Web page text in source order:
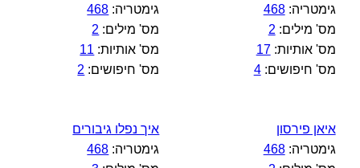
גימטריה:468
מס' מילים: 2
מס' אותיות:17
מס' חיפושים:4
גימטריה: 468
מס' מילים: 2
מס' אותיות: 11
מס' חיפושים: 2
איאן פירסון
גימטריה:468
איך נפלו גיבורים
גימטריה: 468